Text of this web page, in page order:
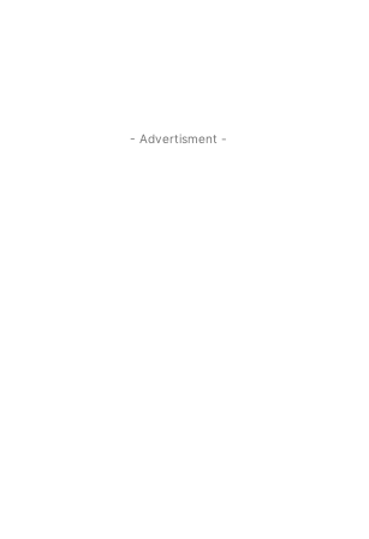
- Advertisment -